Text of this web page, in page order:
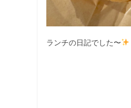
ランチの日記でした〜